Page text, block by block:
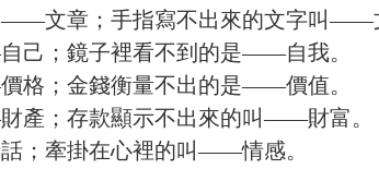
——文章；手指寫不出來的文字叫——
己；鏡子裡看不到的是——自我。
格；金錢衡量不出的是——價值。
產；存款顯示不出來的叫——財富。
；牽掛在心裡的叫——情感。